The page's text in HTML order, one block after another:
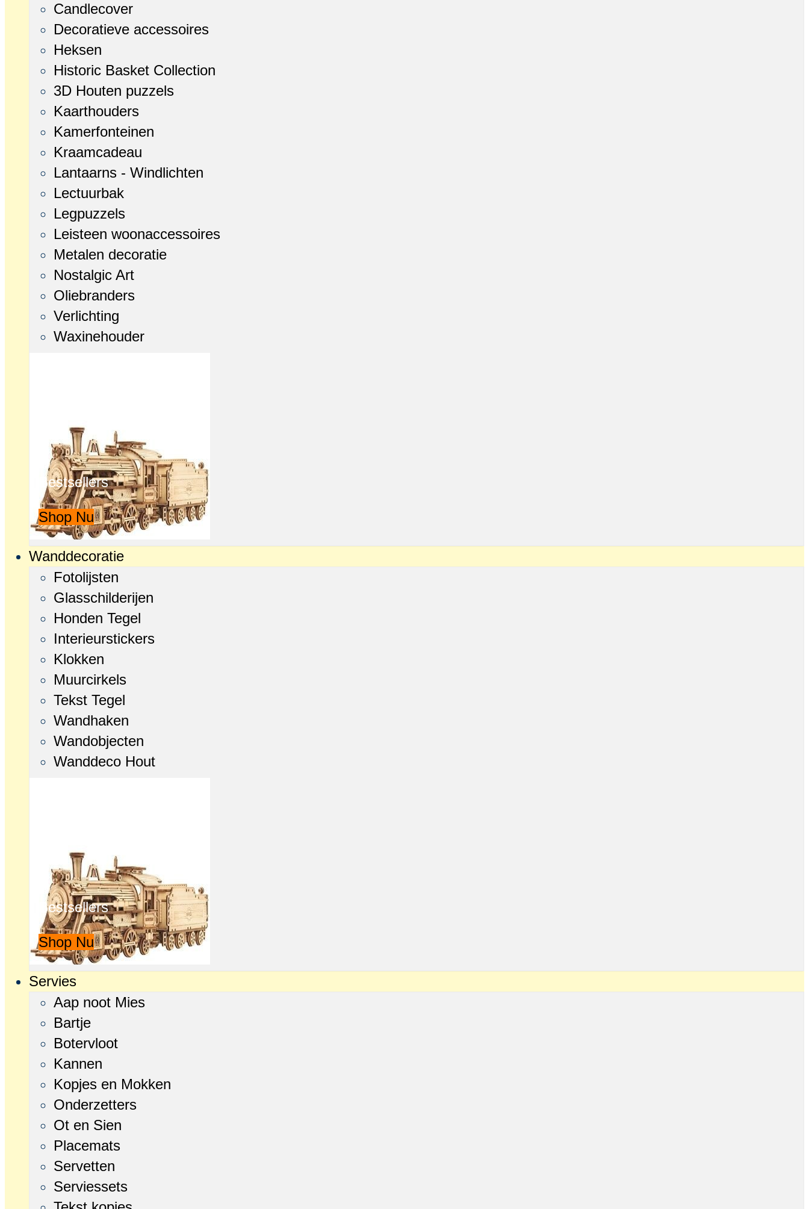
Candlecover
Decoratieve accessoires
Heksen
Historic Basket Collection
3D Houten puzzels
Kaarthouders
Kamerfonteinen
Kraamcadeau
Lantaarns - Windlichten
Lectuurbak
Legpuzzels
Leisteen woonaccessoires
Metalen decoratie
Nostalgic Art
Oliebranders
Verlichting
Waxinehouder
Bestsellers
Shop Nu
Wanddecoratie
Fotolijsten
Glasschilderijen
Honden Tegel
Interieurstickers
Klokken
Muurcirkels
Tekst Tegel
Wandhaken
Wandobjecten
Wanddeco Hout
Bestsellers
Shop Nu
Servies
Aap noot Mies
Bartje
Botervloot
Kannen
Kopjes en Mokken
Onderzetters
Ot en Sien
Placemats
Servetten
Serviessets